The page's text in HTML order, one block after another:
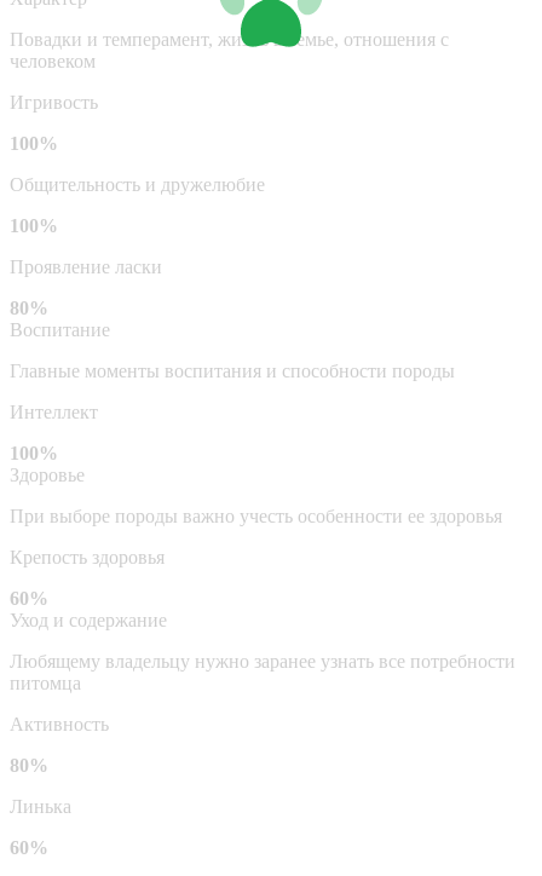
Повадки и темперамент, жизнь в семье, отношения с
человеком
Игривость
100%
Общительность и дружелюбие
100%
Проявление ласки
80%
Воспитание
Главные моменты воспитания и способности породы
Интеллект
100%
Здоровье
При выборе породы важно учесть особенности ее здоровья
Крепость здоровья
60%
Уход и содержание
Любящему владельцу нужно заранее узнать все потребности
питомца
Активность
80%
Линька
60%